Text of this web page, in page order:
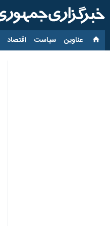
عناوین‌ سیاست اقتصاد